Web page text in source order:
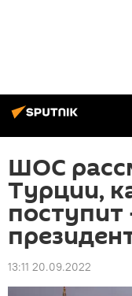
ШОС
Турции,
13:11 20.09.2022